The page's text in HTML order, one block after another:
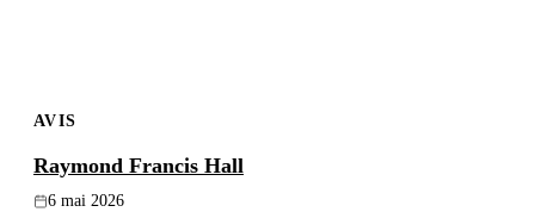
AVIS
Raymond Francis Hall
6 mai 2026